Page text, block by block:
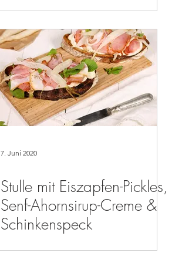
7. Juni 2020
Stulle mit Eiszapfen-Pickles,
Senf-Ahornsirup-Creme &
Schinkenspeck